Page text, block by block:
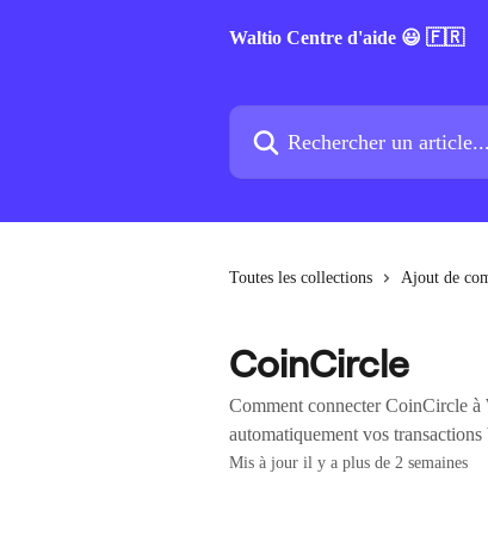
Waltio Centre d'aide 😃 🇫🇷
Rechercher un article...
Toutes les collections Ajout de
CoinCircle
Comment connecter CoinCircle à
automatiquement vos
Mis à jour il y a plus de 2 semaines